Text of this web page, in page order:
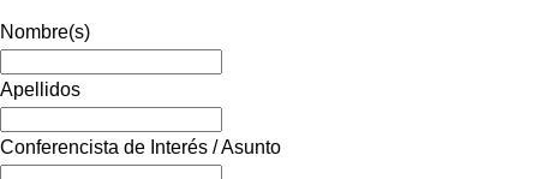
Nombre(s)
Apellidos
Conferencista de Interés / Asunto